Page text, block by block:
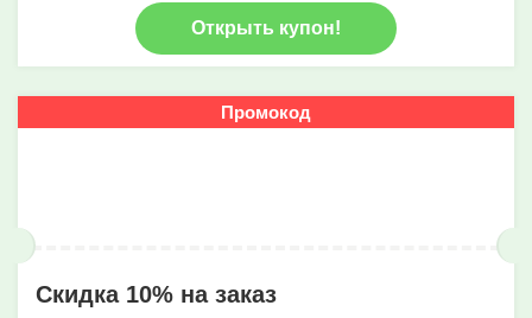
Открыть купон!
Промокод
Скидка 10% на заказ